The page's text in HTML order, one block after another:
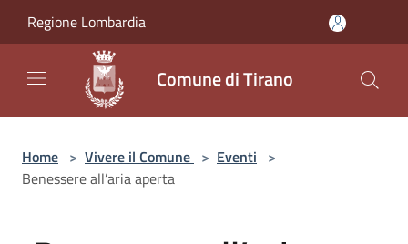
Regione Lombardia
Comune di Tirano
Home > Vivere il Comune > Eventi >
Benessere all’aria aperta